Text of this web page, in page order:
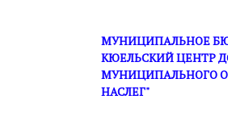
МУНИЦИПАЛЬНОЕ
КЮЕЛЬСКИЙ ЦЕНТР
МУНИЦИПАЛЬНОГО
НАСЛЕГ"